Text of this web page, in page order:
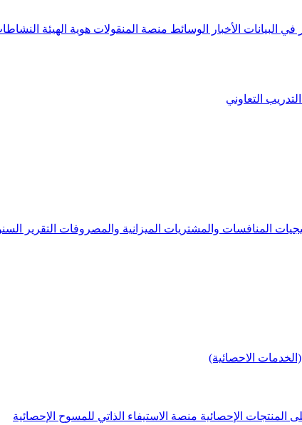
في البيانات الأخبار الوسائط منصة المنقولات هوية الهيئة
التدريب التعاوني
المنافسات والمشتريات الميزانية والمصروفات التقرير
الاحصائية)
المنتجات الإحصائية منصة الاستيفاء الذاتي للمسوح الإحصائية